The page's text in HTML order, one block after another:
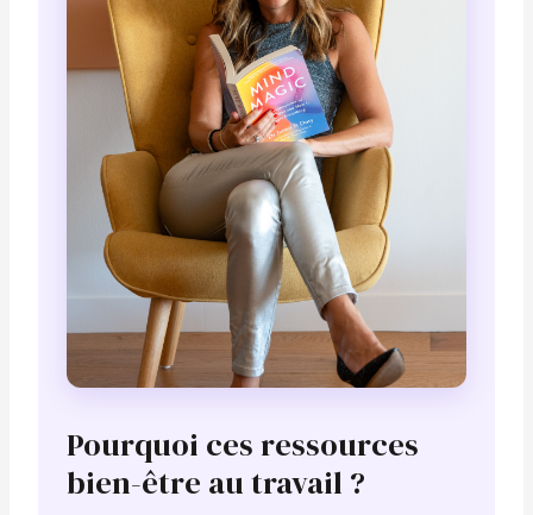
Pourquoi ces ressources
bien-être au travail ?